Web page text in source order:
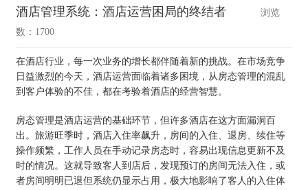
酒店管理系统：酒店运营困局的终结者
浏览
数：1700
在酒店行业，每一次业务的增长都伴随着新的挑战。在市场竞争
日益激烈的今天，酒店运营面临着诸多困境，从房态管理的混乱
到客户体验的不佳，都在考验着酒店的经营智慧。
房态管理是酒店运营的基础环节，但许多酒店在这方面漏洞百
出。旅游旺季时，酒店入住率飙升，房间的入住、退房、续住等
操作频繁，工作人员在手动记录房态时，容易出现信息更新不及
时的情况。这就导致客人到店后，发现预订的房间无法入住，或
者房间明明已退但系统仍显示占用，极大地影响了客人的入住体